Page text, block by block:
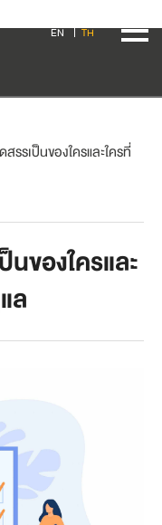
EN TH
รรเป็นของใครและใครที่
ของใครและ
ล